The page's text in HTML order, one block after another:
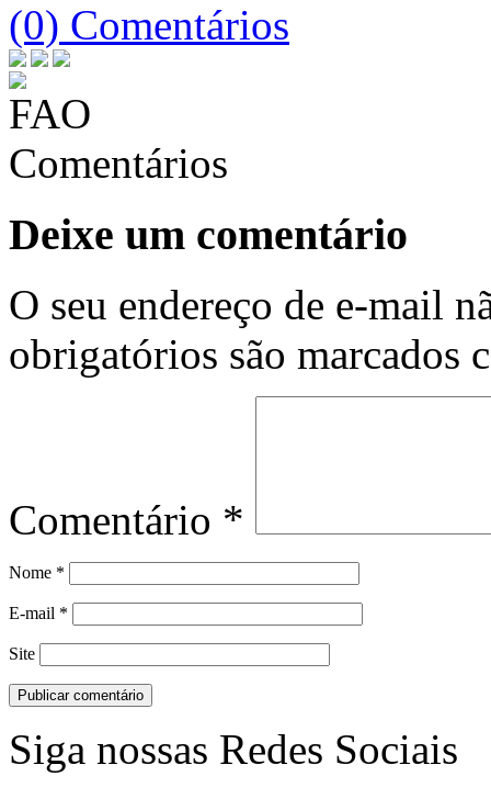
(0) Comentários
Comentários
Deixe um comentário
O seu endereço de e-mail
obrigatórios são marcados
Comentário *
Nome *
E-mail *
Site
Siga nossas Redes Sociais